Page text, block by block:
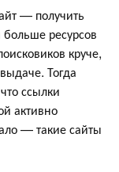
— получить
ресурсов
круче,
Тогда
ссылки
активно
— такие сайты